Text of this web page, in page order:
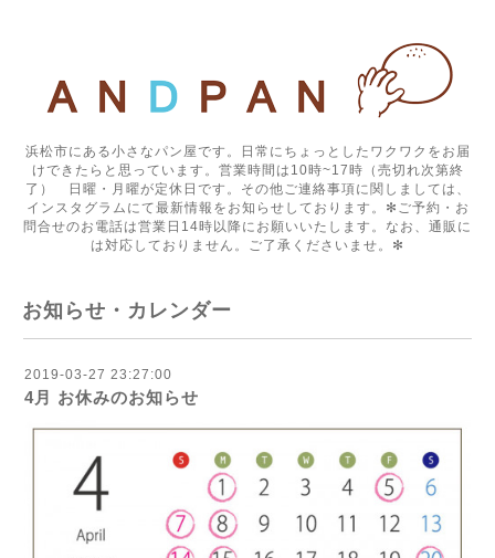
浜松市にある小さなパン屋です。日常にちょっとしたワクワクをお届
けできたらと思っています。営業時間は10時~17時（売切れ次第終
了） 日曜・月曜が定休日です。その他ご連絡事項に関しましては、
インスタグラムにて最新情報をお知らせしております。✻ご予約・お
問合せのお電話は営業日14時以降にお願いいたします。なお、通販に
は対応しておりません。ご了承くださいませ。✻
お知らせ・カレンダー
2019-03-27 23:27:00
4月 お休みのお知らせ